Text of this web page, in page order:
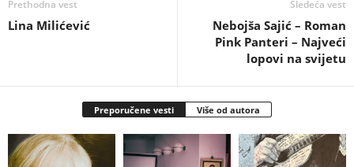
Prethodna vest
Lina Milićević
Sledeća vest
Nebojša Sajić – Roman
Pink Panteri – Najveći
lopovi na svijetu
Preporučene vesti Više od autora